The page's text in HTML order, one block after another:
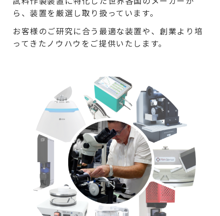
ら、装置を厳選し取り扱っています。
お客様のご研究に合う最適な装置や、創業より培
ってきたノウハウをご提供いたします。